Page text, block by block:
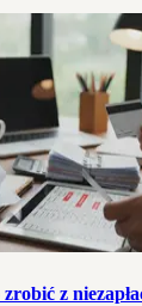
z